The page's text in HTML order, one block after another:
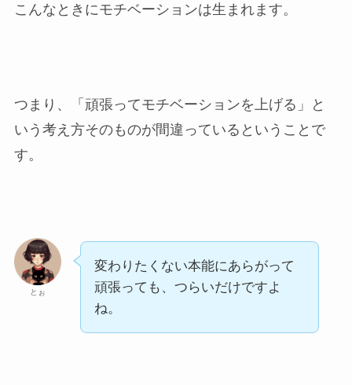
こんなときにモチベーションは生まれます。
つまり、「頑張ってモチベーションを上げる」と
いう考え方そのものが間違っているということで
す。
とぉ
変わりたくない本能にあらがって
頑張っても、つらいだけですよ
ね。